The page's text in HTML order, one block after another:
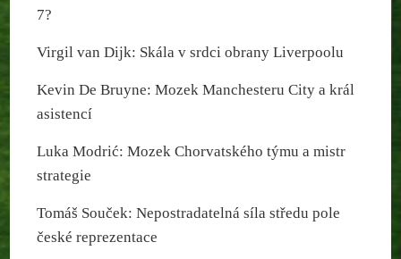
7?
Virgil van Dijk: Skála v srdci obrany Liverpoolu
Kevin De Bruyne: Mozek Manchesteru City a král
asistencí
Luka Modrić: Mozek Chorvatského týmu a mistr
strategie
Tomáš Souček: Nepostradatelná síla středu pole
české reprezentace